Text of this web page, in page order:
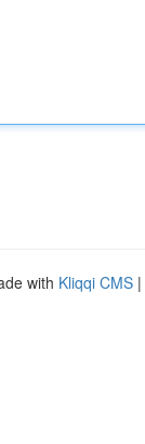
with Kliqqi CMS |